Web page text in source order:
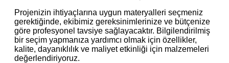
Projenizin ihtiyaçlarına uygun materyalleri seçmeniz
gerektiğinde, ekibimiz gereksinimlerinize ve bütçenize
göre profesyonel tavsiye sağlayacaktır. Bilgilendirilmiş
bir seçim yapmanıza yardımcı olmak için özellikler,
kalite, dayanıklılık ve maliyet etkinliği için malzemeleri
değerlendiriyoruz.